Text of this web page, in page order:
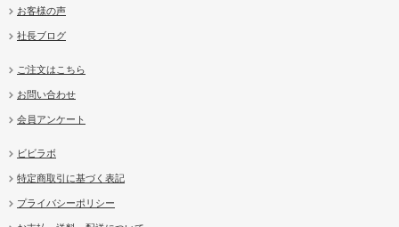
お客様の声
社長ブログ
ご注文はこちら
お問い合わせ
会員アンケート
ビビラボ
特定商取引に基づく表記
プライバシーポリシー